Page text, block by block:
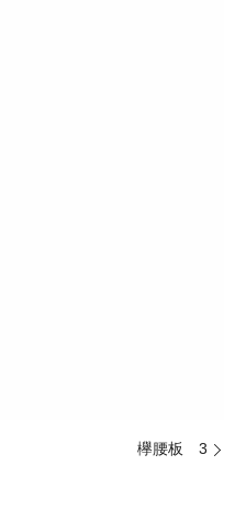
欅腰板 3